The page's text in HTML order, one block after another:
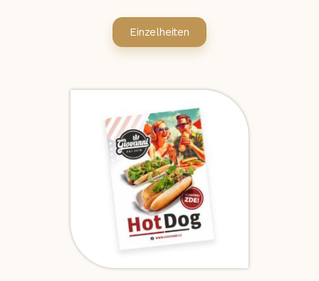
Einzelheiten